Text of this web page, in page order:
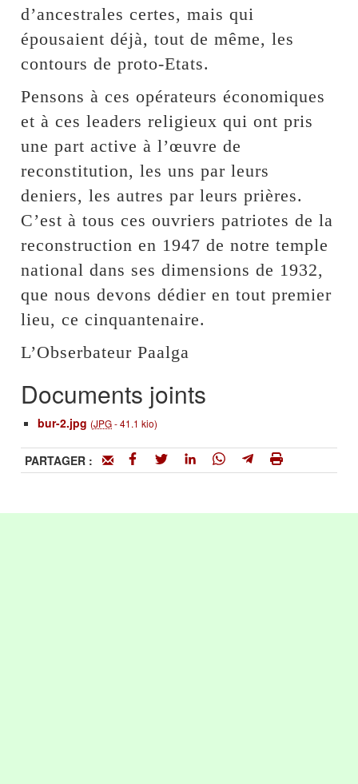
d’ancestrales certes, mais qui
épousaient déjà, tout de même, les
contours de proto-Etats.
Pensons à ces opérateurs économiques
et à ces leaders religieux qui ont pris
une part active à l’œuvre de
reconstitution, les uns par leurs
deniers, les autres par leurs prières.
C’est à tous ces ouvriers patriotes de la
reconstruction en 1947 de notre temple
national dans ses dimensions de 1932,
que nous devons dédier en tout premier
lieu, ce cinquantenaire.
L’Obserbateur Paalga
Documents joints
bur-2.jpg (JPG-41.1 kio)
PARTAGER :